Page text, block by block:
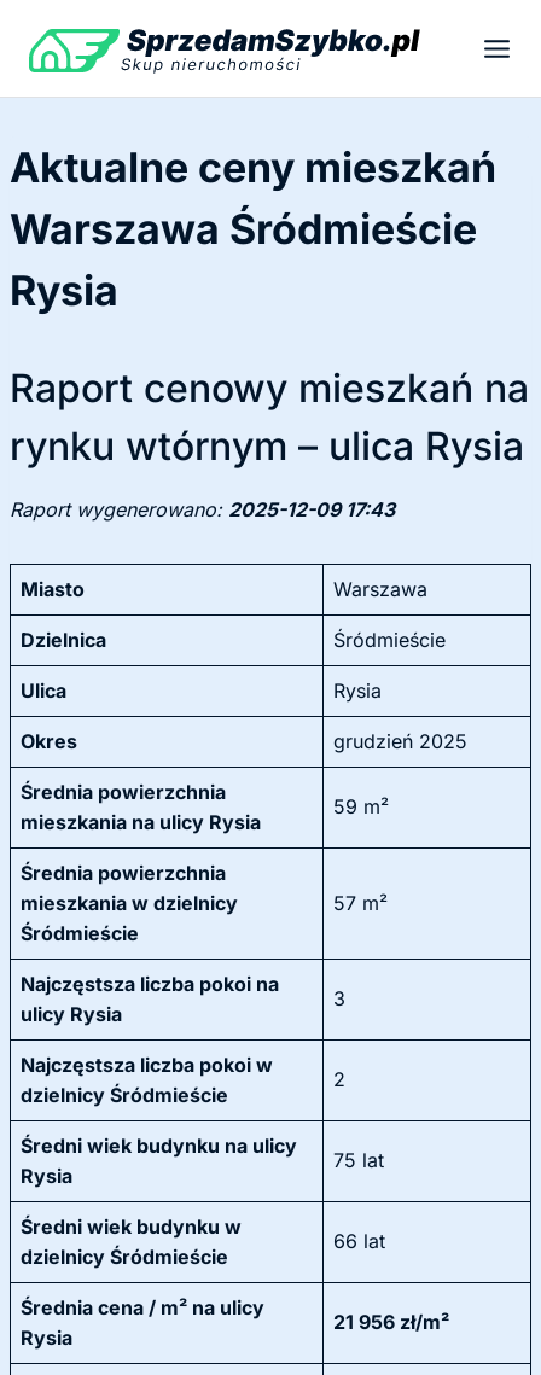
treści
Aktualne ceny mieszkań
Warszawa Śródmieście
Rysia
Raport cenowy mieszkań na
rynku wtórnym – ulica Rysia
Raport wygenerowano: 2025-12-09 17:43
Miasto Warszawa
Dzielnica Śródmieście
Ulica Rysia
Okres grudzień 2025
Średnia powierzchnia
mieszkania na ulicy Rysia
59 m²
Średnia powierzchnia
mieszkania w dzielnicy
Śródmieście
57 m²
Najczęstsza liczba pokoi na
ulicy Rysia
3
Najczęstsza liczba pokoi w
dzielnicy Śródmieście
2
Średni wiek budynku na ulicy
Rysia
75 lat
Średni wiek budynku w
dzielnicy Śródmieście
66 lat
Średnia cena / m² na ulicy
Rysia
21 956 zł/m²